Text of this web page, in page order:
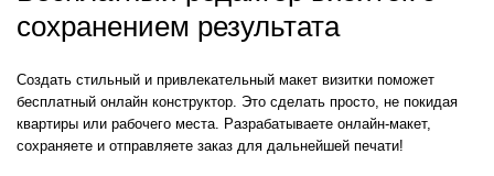
сохранением результата
Создать стильный и привлекательный макет визитки поможет
бесплатный онлайн конструктор. Это сделать просто, не покидая
квартиры или рабочего места. Разрабатываете онлайн-макет,
сохраняете и отправляете заказ для дальнейшей печати!